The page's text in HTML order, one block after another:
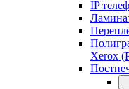
IP
Xerox